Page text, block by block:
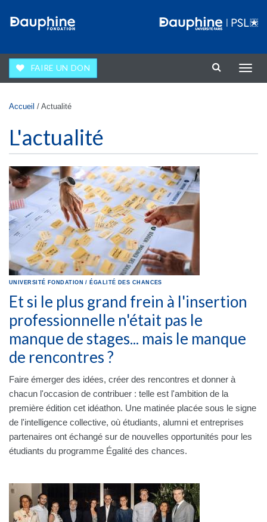
FAIRE UN DON
la
Vous êtes ici
Accueil / Actualité
L'actualité
UNIVERSITÉ FONDATION / ÉGALITÉ DES CHANCES
Et si le plus grand frein à l'insertion
professionnelle n'était pas le
manque de stages... mais le manque
de rencontres ?
Faire émerger des idées, créer des rencontres et donner à
chacun l'occasion de contribuer : telle est l'ambition de la
première édition cet idéathon. Une matinée placée sous le signe
de l'intelligence collective, où étudiants, alumni et entreprises
partenaires ont échangé sur de nouvelles opportunités pour les
étudiants du programme Égalité des chances.